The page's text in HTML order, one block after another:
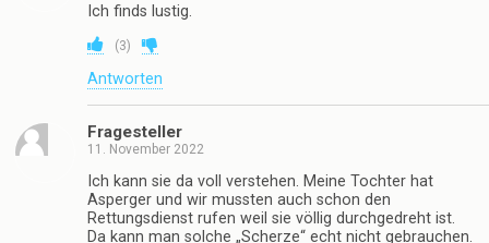
Ich finds lustig.
(3)
Antworten
Fragesteller
11. November 2022
Ich kann sie da voll verstehen. Meine Tochter hat
Asperger und wir mussten auch schon den
Rettungsdienst rufen weil sie völlig durchgedreht ist.
Da kann man solche „Scherze“ echt nicht gebrauchen.